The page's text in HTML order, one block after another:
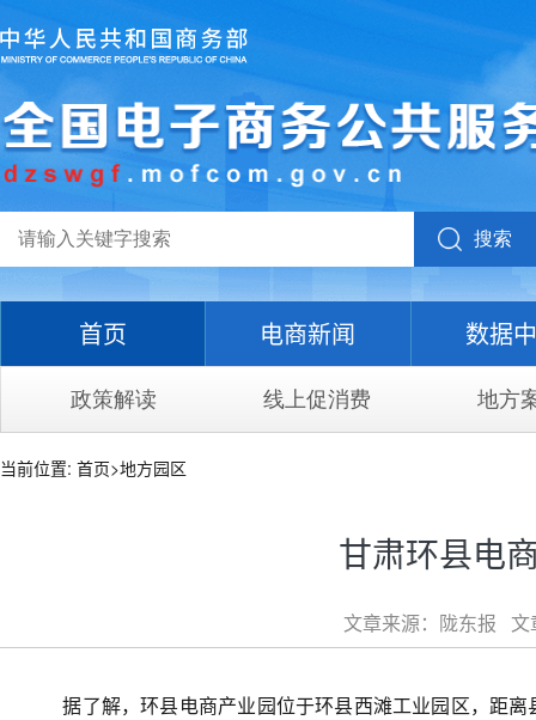
搜索
首页 电商新闻 数据
政策解读 线上促消费 地方
当前位置: 首页>地方园区
甘肃环县电
文章来源：陇东报
据了解，环县电商产业园位于环县西滩工业园区，距离